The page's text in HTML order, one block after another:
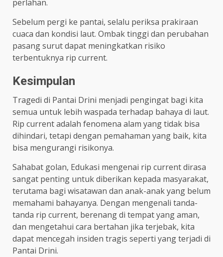
perlahan.
Sebelum pergi ke pantai, selalu periksa prakiraan
cuaca dan kondisi laut. Ombak tinggi dan perubahan
pasang surut dapat meningkatkan risiko
terbentuknya rip current.
Kesimpulan
Tragedi di Pantai Drini menjadi pengingat bagi kita
semua untuk lebih waspada terhadap bahaya di laut.
Rip current adalah fenomena alam yang tidak bisa
dihindari, tetapi dengan pemahaman yang baik, kita
bisa mengurangi risikonya.
Sahabat golan, Edukasi mengenai rip current dirasa
sangat penting untuk diberikan kepada masyarakat,
terutama bagi wisatawan dan anak-anak yang belum
memahami bahayanya. Dengan mengenali tanda-
tanda rip current, berenang di tempat yang aman,
dan mengetahui cara bertahan jika terjebak, kita
dapat mencegah insiden tragis seperti yang terjadi di
Pantai Drini.